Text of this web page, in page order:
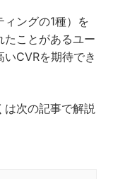
ィングの1種）を
たことがあるユー
CVRを期待でき
は次の記事で解説